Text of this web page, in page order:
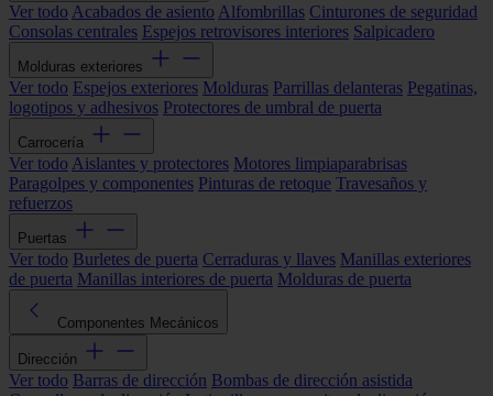
Ver todo Acabados de asiento Alfombrillas Cinturones de seguridad
Consolas centrales Espejos retrovisores interiores Salpicadero
Molduras exteriores
Ver todo Espejos exteriores Molduras Parrillas delanteras Pegatinas,
logotipos y adhesivos Protectores de umbral de puerta
Carrocería
Ver todo Aislantes y protectores Motores limpiaparabrisas
Paragolpes y componentes Pinturas de retoque Travesaños y
refuerzos
Puertas
Ver todo Burletes de puerta Cerraduras y llaves Manillas exteriores
de puerta Manillas interiores de puerta Molduras de puerta
Componentes Mecánicos
Dirección
Ver todo Barras de dirección Bombas de dirección asistida